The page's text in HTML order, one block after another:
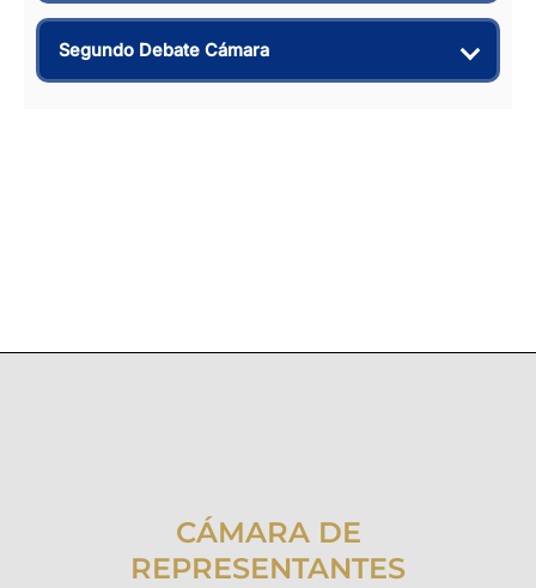
Segundo Debate Cámara
CÁMARA DE
REPRESENTANTES